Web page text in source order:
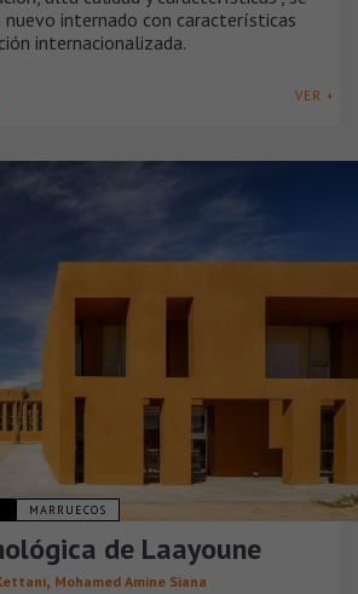
internado con características
internacionalizada.
VER +
MARRUECOS
de Laayoune
, Mohamed Amine Siana